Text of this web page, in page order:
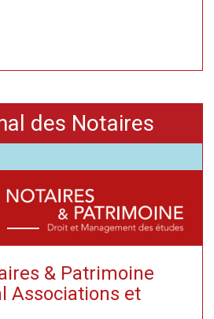
des Notaires
& Patrimoine
Associations et